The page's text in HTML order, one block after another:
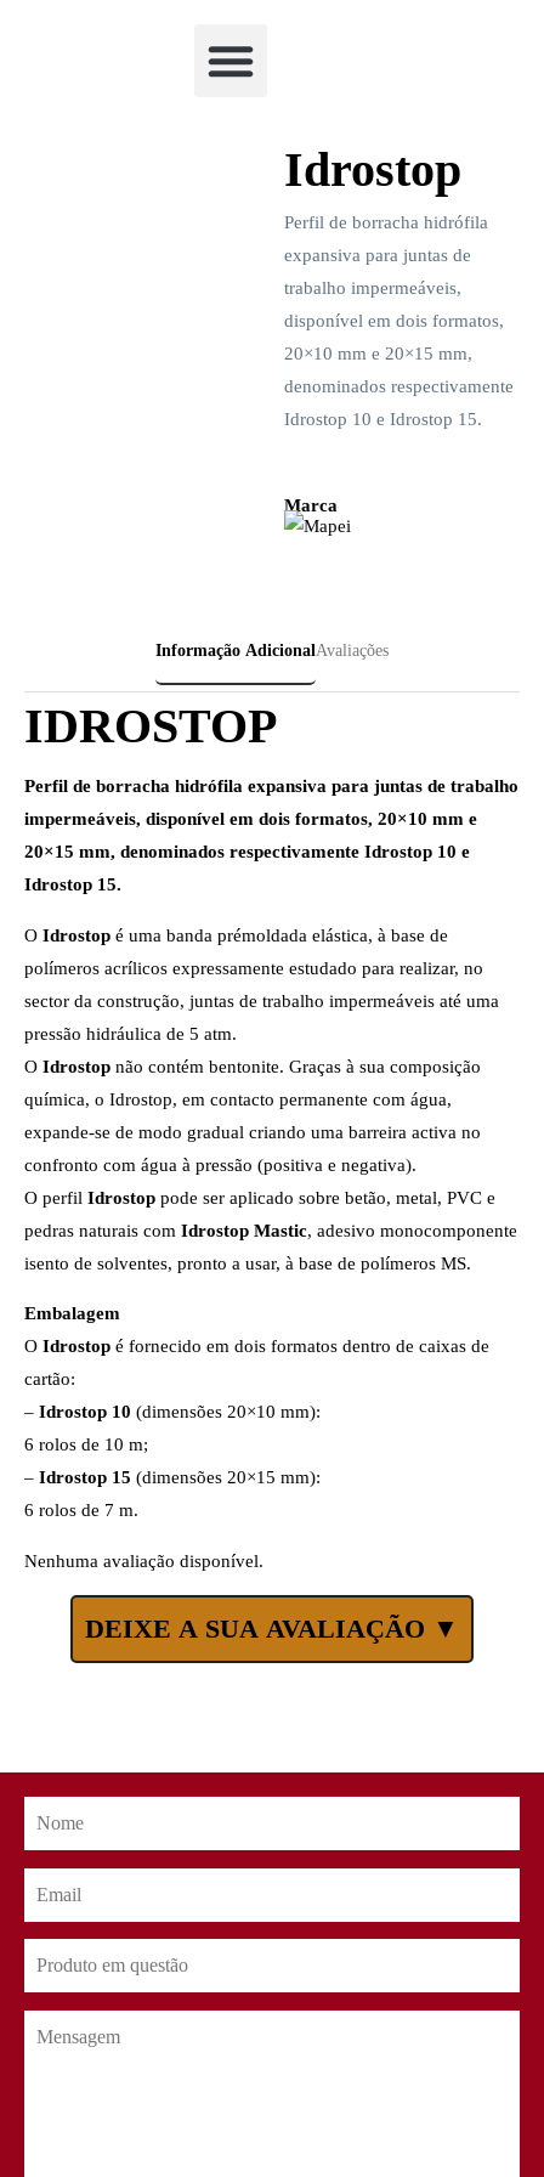
Idrostop
Perfil de borracha hidrófila
expansiva para juntas de
trabalho impermeáveis,
disponível em dois formatos,
20×10 mm e 20×15 mm,
denominados respectivamente
Idrostop 10 e Idrostop 15.
Marca
Informação AdicionalAvaliações
IDROSTOP
Perfil de borracha hidrófila expansiva para juntas de trabalho
impermeáveis, disponível em dois formatos, 20×10 mm e
20×15 mm, denominados respectivamente Idrostop 10 e
Idrostop 15.
O Idrostop é uma banda prémoldada elástica, à base de
polímeros acrílicos expressamente estudado para realizar, no
sector da construção, juntas de trabalho impermeáveis até uma
pressão hidráulica de 5 atm.
O Idrostop não contém bentonite. Graças à sua composição
química, o Idrostop, em contacto permanente com água,
expande-se de modo gradual criando uma barreira activa no
confronto com água à pressão (positiva e negativa).
O perfil Idrostop pode ser aplicado sobre betão, metal, PVC e
pedras naturais com Idrostop Mastic, adesivo monocomponente
isento de solventes, pronto a usar, à base de polímeros MS.
Embalagem
O Idrostop é fornecido em dois formatos dentro de caixas de
cartão:
– Idrostop 10 (dimensões 20×10 mm):
6 rolos de 10 m;
– Idrostop 15 (dimensões 20×15 mm):
6 rolos de 7 m.
Nenhuma avaliação disponível.
DEIXE A SUA AVALIAÇÃO ▼